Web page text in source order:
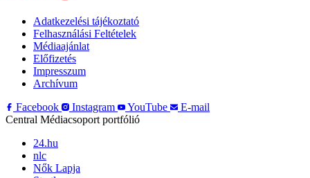
Adatkezelési tájékoztató
Felhasználási Feltételek
Médiaajánlat
Előfizetés
Impresszum
Archívum
Facebook
Instagram YouTube
E-mail
Central Médiacsoport portfólió
24.hu
nlc
Nők Lapja